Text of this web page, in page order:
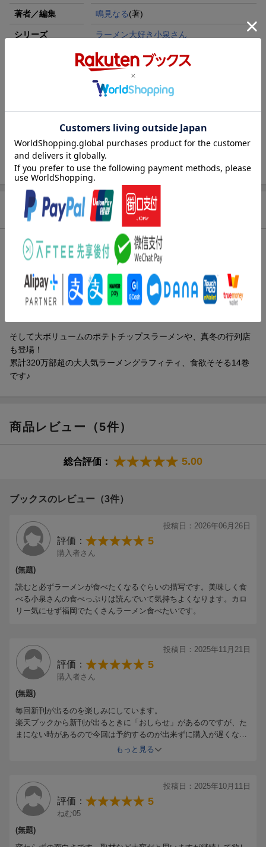
著者／編集 鳴見なる(著)
シリーズ ラーメン大好き小泉さん
ラーメン大好き小泉さん
少年チャンピオン・コミックス
秋田書店
ページ数 128p
ISBN 9784253004343
商品説明
内容紹介（JPROより）
ち。
恋に、友情に、さらには熱き激闘まで!?
そして大ボリュームのポテトチップスラーメンや、真冬の行列店
も登場！
累計320万部超の大人気ラーメングラフィティ、食欲そそる14巻
です♪
商品レビュー（5件）
総合評価： 5.00
ブックスのレビュー（3件）
投稿日：2026年06月26日
評価： 5
購入者さん
(無題)
読むと必ずラーメンが食べたくなるぐらいの描写です。美味しく食
べる小泉さんの食べっぷりは読んでいて気持ちよくなります。カロ
リー気にせず福岡でたくさんラーメン食べたいです。
投稿日：2025年11月21日
評価： 5
購入者さん
(無題)
毎回新刊が出るのを楽しみにしています。
楽天ブックから新刊が出るときに「おしらせ」があるのですが、た
まにない時があるので今回は予約するのが出来ずに購入が遅くなり
もっと見る
投稿日：2025年10月11日
評価： 5
ねむ05
(無題)